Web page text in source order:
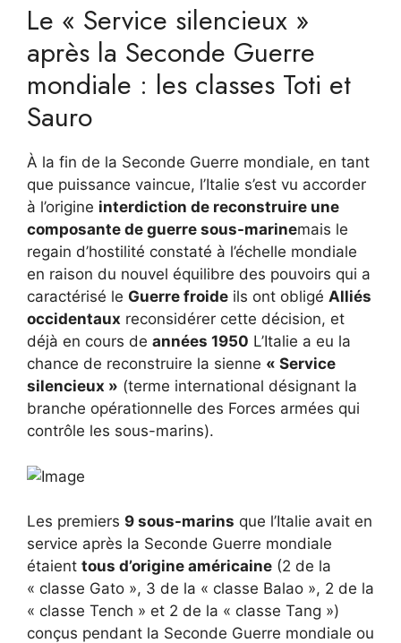
Le « Service silencieux »
après la Seconde Guerre
mondiale : les classes Toti et
Sauro
À la fin de la Seconde Guerre mondiale, en tant
que puissance vaincue, l’Italie s’est vu accorder
à l’origine interdiction de reconstruire une
composante de guerre sous-marinemais le
regain d’hostilité constaté à l’échelle mondiale
en raison du nouvel équilibre des pouvoirs qui a
caractérisé le Guerre froide ils ont obligé Alliés
occidentaux reconsidérer cette décision, et
déjà en cours de années 1950 L’Italie a eu la
chance de reconstruire la sienne « Service
silencieux » (terme international désignant la
branche opérationnelle des Forces armées qui
contrôle les sous-marins).
Les premiers 9 sous-marins que l’Italie avait en
service après la Seconde Guerre mondiale
étaient tous d’origine américaine (2 de la
« classe Gato », 3 de la « classe Balao », 2 de la
« classe Tench » et 2 de la « classe Tang »)
conçus pendant la Seconde Guerre mondiale ou